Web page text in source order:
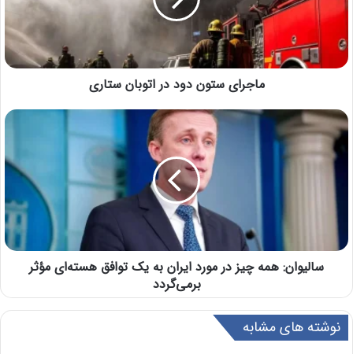
ماجرای ستون دود در اتوبان ستاری
سالیوان: همه چیز در مورد ایران به یک توافق هسته‌ای مؤثر
برمی‌گردد
نوشته های مشابه